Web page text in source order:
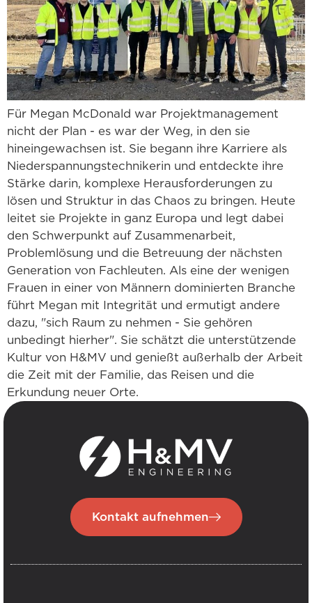
Für Megan McDonald war Projektmanagement
nicht der Plan - es war der Weg, in den sie
hineingewachsen ist. Sie begann ihre Karriere als
Niederspannungstechnikerin und entdeckte ihre
Stärke darin, komplexe Herausforderungen zu
lösen und Struktur in das Chaos zu bringen. Heute
leitet sie Projekte in ganz Europa und legt dabei
den Schwerpunkt auf Zusammenarbeit,
Problemlösung und die Betreuung der nächsten
Generation von Fachleuten. Als eine der wenigen
Frauen in einer von Männern dominierten Branche
führt Megan mit Integrität und ermutigt andere
dazu, "sich Raum zu nehmen - Sie gehören
unbedingt hierher". Sie schätzt die unterstützende
Kultur von H&MV und genießt außerhalb der Arbeit
die Zeit mit der Familie, das Reisen und die
Erkundung neuer Orte.
Kontakt aufnehmen